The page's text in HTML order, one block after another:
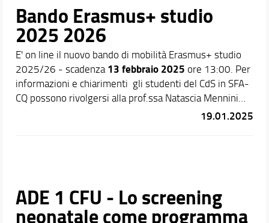
Bando Erasmus+ studio
2025 2026
E' on line il nuovo bando di mobilità Erasmus+ studio
2025/26 - scadenza13 febbraio 2025 ore 13:00. Per
informazioni e chiarimenti gli studenti del CdS in SFA-
CQ possono rivolgersi alla prof.ssa Natascia Mennini
19.01.2025
ADE 1 CFU - Lo screening
neonatale come programma